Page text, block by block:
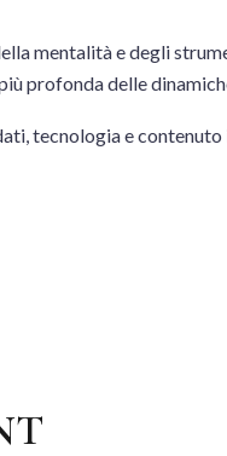
mentalità e degli
profonda delle
tecnologia e